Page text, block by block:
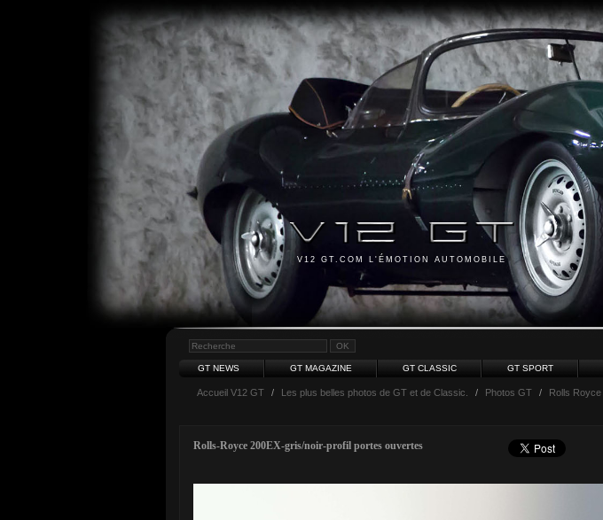
V12 GT.COM L'ÉMOTION AUTOMOBILE
GT NEWS GT MAGAZINE GT CLASSIC GT SPORT
Accueil V12 GT / Les plus belles photos de GT et de Classic. / Photos GT / Rolls Royce
Rolls-Royce 200EX-gris/noir-profil portes ouvertes